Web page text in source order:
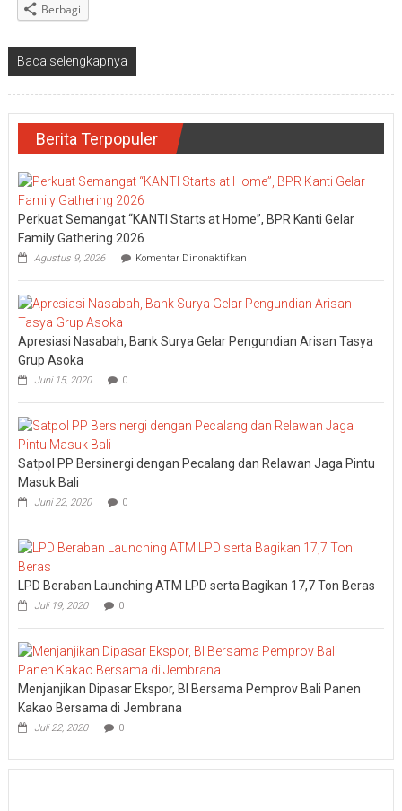
Berbagi
Baca selengkapnya
Berita Terpopuler
Perkuat Semangat “KANTI Starts at Home”, BPR Kanti Gelar
Family Gathering 2026
Agustus 9, 2026 Komentar Dinonaktifkanpada
Semangat
“KANTI
Starts
Home”,
2026
Apresiasi Nasabah, Bank Surya Gelar Pengundian Arisan Tasya
Grup Asoka
Juni 15, 2020 0
Satpol PP Bersinergi dengan Pecalang dan Relawan Jaga Pintu
Masuk Bali
Juni 22, 2020 0
LPD Beraban Launching ATM LPD serta Bagikan 17,7 Ton Beras
Juli 19, 2020 0
Menjanjikan Dipasar Ekspor, BI Bersama Pemprov Bali Panen
Kakao Bersama di Jembrana
Juli 22, 2020 0